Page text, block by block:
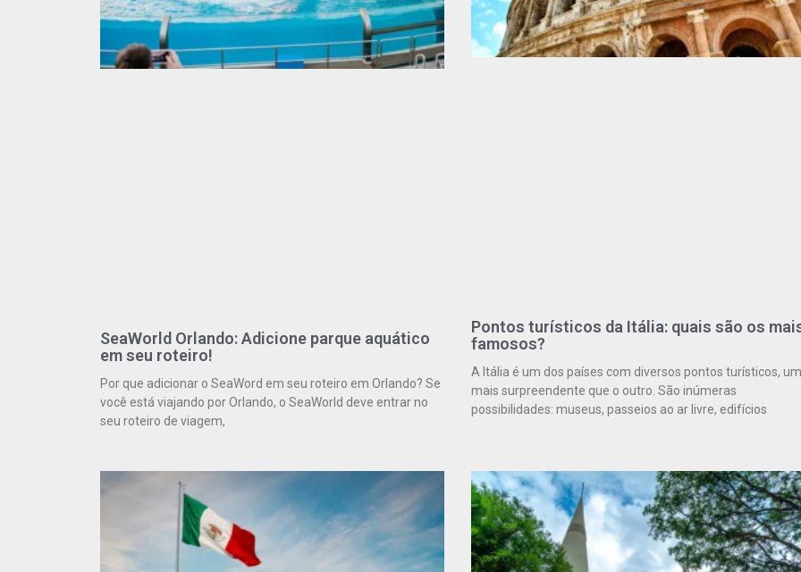
SeaWorld Orlando: Adicione parque aquático
em seu roteiro!
Por que adicionar o SeaWord em seu roteiro em Orlando? Se
você está viajando por Orlando, o SeaWorld deve entrar no
seu roteiro de viagem,
Pontos turísticos da Itália: quais são os
famosos?
A Itália é um dos países com diversos pontos turísticos, um
mais surpreendente que o outro. São inúmeras
possibilidades: museus, passeios ao ar livre, edifícios